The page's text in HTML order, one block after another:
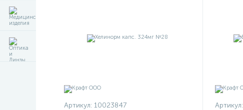
Артикул: 10023847 Артикул: